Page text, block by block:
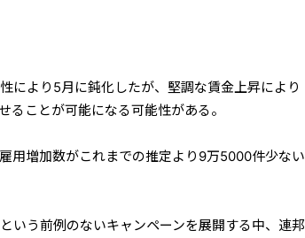
により5月に鈍化したが、堅調な賃金上昇により
ることが可能になる可能性がある。
用増加数がこれまでの推定より9万5000件少ない
いう前例のないキャンペーンを展開する中、連邦